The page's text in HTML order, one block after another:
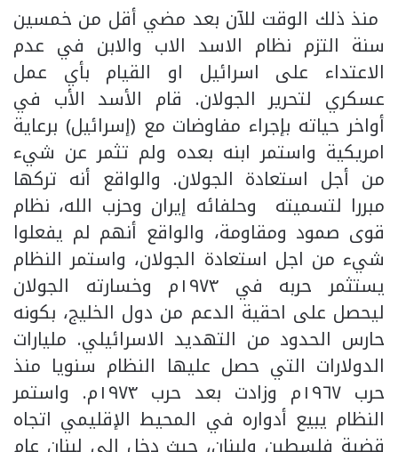
منذ ذلك الوقت للآن بعد مضي أقل من خمسين
سنة التزم نظام الاسد الاب والابن في عدم
الاعتداء على اسرائيل او القيام بأي عمل
عسكري لتحرير الجولان. قام الأسد الأب في
أواخر حياته بإجراء مفاوضات مع (إسرائيل) برعاية
امريكية واستمر ابنه بعده ولم تثمر عن شيء
من أجل استعادة الجولان. والواقع أنه تركها
مبررا لتسميته وحلفائه إيران وحزب الله، نظام
قوى صمود ومقاومة، والواقع أنهم لم يفعلوا
شيء من اجل استعادة الجولان، واستمر النظام
يستثمر حربه في ١٩٧٣م وخسارته الجولان
ليحصل على احقية الدعم من دول الخليج، بكونه
حارس الحدود من التهديد الاسرائيلي. مليارات
الدولارات التي حصل عليها النظام سنويا منذ
حرب ١٩٦٧م وزادت بعد حرب ١٩٧٣م. واستمر
النظام يبيع أدواره في المحيط الإقليمي اتجاه